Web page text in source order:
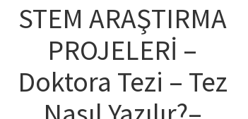
STEM ARAŞTIRMA
PROJELERİ –
Doktora Tezi – Tez